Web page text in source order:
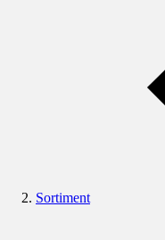
Sortiment